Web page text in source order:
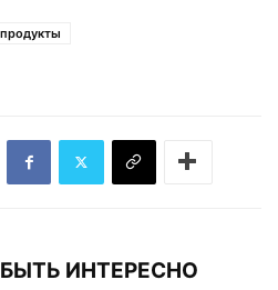
ИНТЕРЕСНО